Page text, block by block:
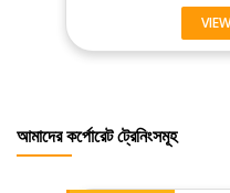
আমাদের কর্পোরেট ট্রেনিংসমূহ